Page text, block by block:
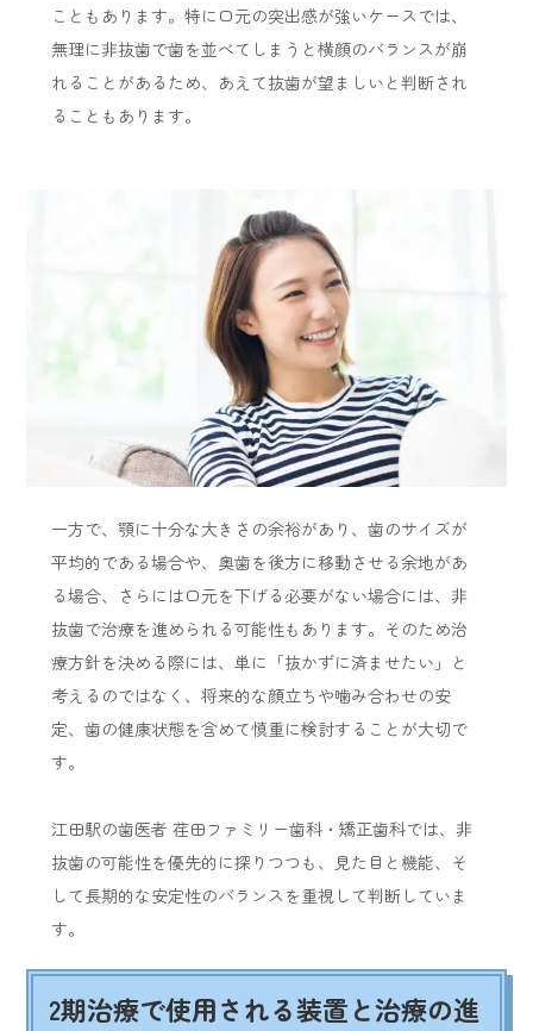
こともあります。特に口元の突出感が強いケースでは、
無理に非抜歯で歯を並べてしまうと横顔のバランスが崩
れることがあるため、あえて抜歯が望ましいと判断され
ることもあります。
一方で、顎に十分な大きさの余裕があり、歯のサイズが
平均的である場合や、奥歯を後方に移動させる余地があ
る場合、さらには口元を下げる必要がない場合には、非
抜歯で治療を進められる可能性もあります。そのため治
療方針を決める際には、単に「抜かずに済ませたい」と
考えるのではなく、将来的な顔立ちや噛み合わせの安
定、歯の健康状態を含めて慎重に検討することが大切で
す。
江田駅の歯医者 荏田ファミリー歯科・矯正歯科では、非
抜歯の可能性を優先的に探りつつも、見た目と機能、そ
して長期的な安定性のバランスを重視して判断していま
す。
2期治療で使用される装置と治療の進